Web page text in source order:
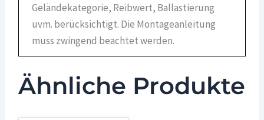
Geländekategorie, Reibwert, Ballastierung
uvm. berücksichtigt. Die Montageanleitung
muss zwingend beachtet werden.
Ähnliche Produkte